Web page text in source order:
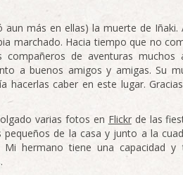
más en ellas) la muerte de Iñaki.
marchado. Hacia tiempo que no
de aventuras muchos
a buenos amigos y amigas. Su
hacerlas caber en este lugar.
varias fotos en Flickrde las
de la casa y junto a la
hermano tiene una capacidad y